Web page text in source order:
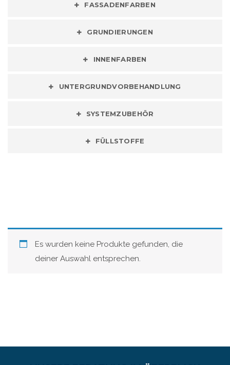
FASSADENFARBEN
GRUNDIERUNGEN
INNENFARBEN
UNTERGRUNDVORBEHANDLUNG
SYSTEMZUBEHÖR
FÜLLSTOFFE
Es wurden keine Produkte gefunden, die
deiner Auswahl entsprechen.